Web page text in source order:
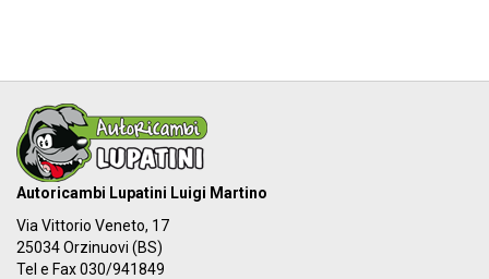
Autoricambi Lupatini Luigi Martino
Via Vittorio Veneto, 17
25034 Orzinuovi (BS)
Tel e Fax 030/941849